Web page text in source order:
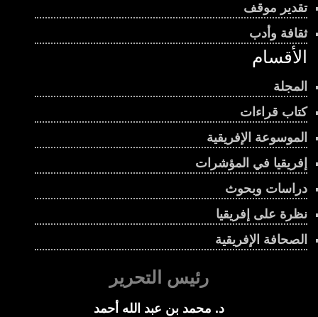
تقدير موقف
ثقافة وأدب
الأقسام
المجلة
كتاب قراءات
الموسوعة الإفريقية
إفريقيا في المؤشرات
دراسات وبحوث
نظرة على إفريقيا
الصحافة الإفريقية
رئيس التحرير
د. محمد بن عبد الله أحمد